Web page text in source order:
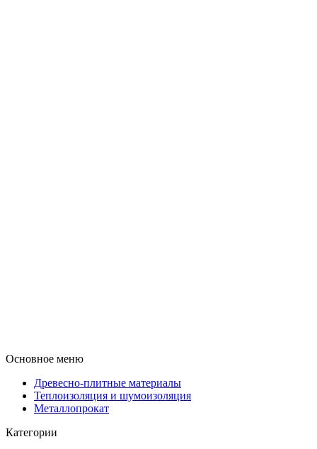
Основное меню
Древесно-плитные материалы
Теплоизоляция и шумоизоляция
Металлопрокат
Категории